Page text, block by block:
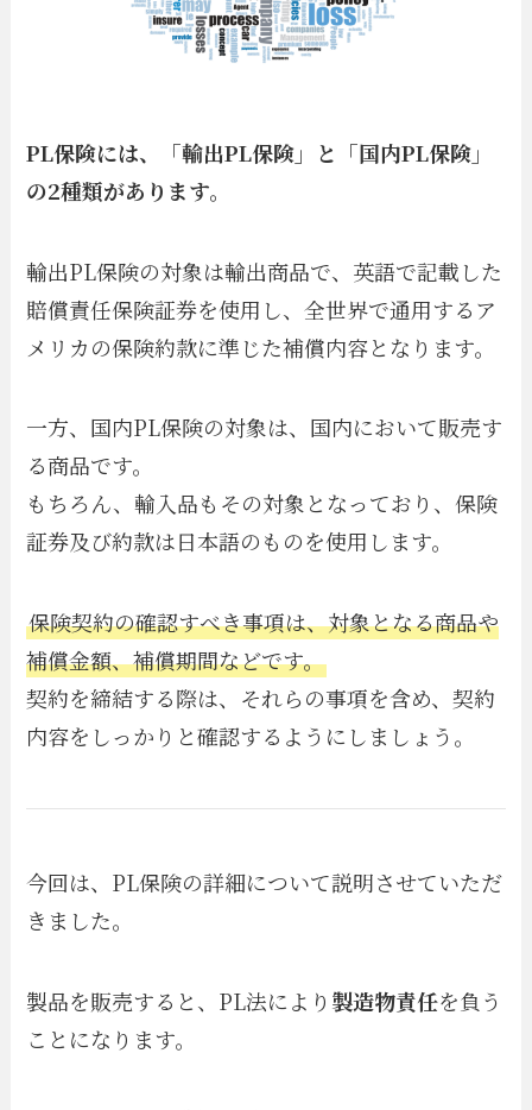
PL保険には、「輸出PL保険」と「国内PL保険」
の2種類があります。
輸出PL保険の対象は輸出商品で、英語で記載した
賠償責任保険証券を使用し、全世界で通用するア
メリカの保険約款に準じた補償内容となります。
一方、国内PL保険の対象は、国内において販売す
る商品です。
もちろん、輸入品もその対象となっており、保険
証券及び約款は日本語のものを使用します。
保険契約の確認すべき事項は、対象となる商品や
補償金額、補償期間などです。
契約を締結する際は、それらの事項を含め、契約
内容をしっかりと確認するようにしましょう。
今回は、PL保険の詳細について説明させていただ
きました。
製品を販売すると、PL法により 製造物責任を負う
ことになります。